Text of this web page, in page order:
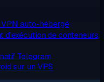
auto-hébergé
d'exécution de conteneurs,
Telegram
sur un VPS